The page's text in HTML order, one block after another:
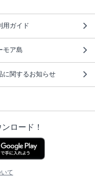
用ガイド
モア島
に関するお知らせ
ロード！
て